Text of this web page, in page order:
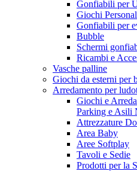
Gonfiabili per
Giochi
Gonfiabili per
Bubble
Schermi
Ricambi e
Vasche palline
Giochi da esterni per
Arredamento per
Giochi e
Parking e Asili
Attrezzature
Area Baby
Aree Softplay
Tavoli e Sedie
Prodotti per la